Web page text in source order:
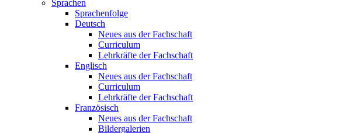
Sprachen
Sprachenfolge
Deutsch
Neues aus der Fachschaft
Curriculum
Lehrkräfte der Fachschaft
Englisch
Neues aus der Fachschaft
Curriculum
Lehrkräfte der Fachschaft
Französisch
Neues aus der Fachschaft
Bildergalerien